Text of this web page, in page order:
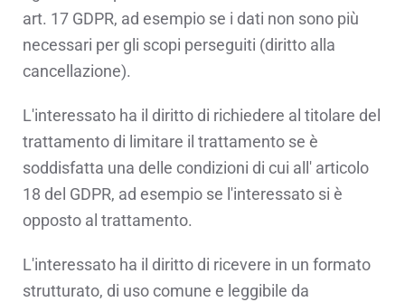
art. 17 GDPR, ad esempio se i dati non sono più
necessari per gli scopi perseguiti (diritto alla
cancellazione).
L'interessato ha il diritto di richiedere al titolare del
trattamento di limitare il trattamento se è
soddisfatta una delle condizioni di cui all' articolo
18 del GDPR, ad esempio se l'interessato si è
opposto al trattamento.
L'interessato ha il diritto di ricevere in un formato
strutturato, di uso comune e leggibile da